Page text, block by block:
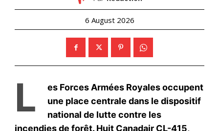
le1.ma
l'intelligence de
l'information